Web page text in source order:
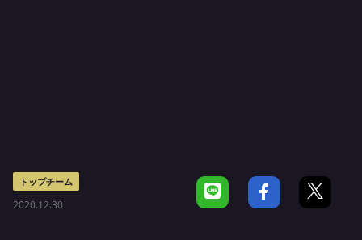
トップチーム
2020.12.30